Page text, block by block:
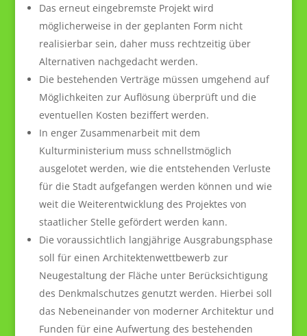
Das erneut eingebremste Projekt wird
möglicherweise in der geplanten Form nicht
realisierbar sein, daher muss rechtzeitig über
Alternativen nachgedacht werden.
Die bestehenden Verträge müssen umgehend auf
Möglichkeiten zur Auflösung überprüft und die
eventuellen Kosten beziffert werden.
In enger Zusammenarbeit mit dem
Kulturministerium muss schnellstmöglich
ausgelotet werden, wie die entstehenden Verluste
für die Stadt aufgefangen werden können und wie
weit die Weiterentwicklung des Projektes von
staatlicher Stelle gefördert werden kann.
Die voraussichtlich langjährige Ausgrabungsphase
soll für einen Architektenwettbewerb zur
Neugestaltung der Fläche unter Berücksichtigung
des Denkmalschutzes genutzt werden. Hierbei soll
das Nebeneinander von moderner Architektur und
Funden für eine Aufwertung des bestehenden